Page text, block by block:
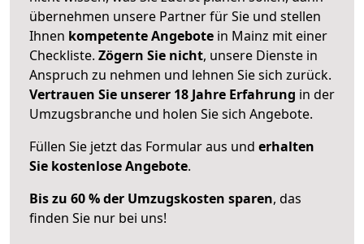
übernehmen unsere Partner für Sie und stellen
Ihnen kompetente Angebote in Mainz mit einer
Checkliste. Zögern Sie nicht, unsere Dienste in
Anspruch zu nehmen und lehnen Sie sich zurück.
Vertrauen Sie unserer 18 Jahre Erfahrung in der
Umzugsbranche und holen Sie sich Angebote.
Füllen Sie jetzt das Formular aus und erhalten
Sie kostenlose Angebote.
Bis zu 60 % der Umzugskosten sparen, das
finden Sie nur bei uns!